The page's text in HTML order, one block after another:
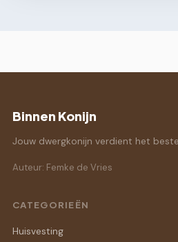
Binnen Konijn
Jouw dwergkonijn verdient het
Auteur: Femke de Vries
CATEGORIEËN
Huisvesting